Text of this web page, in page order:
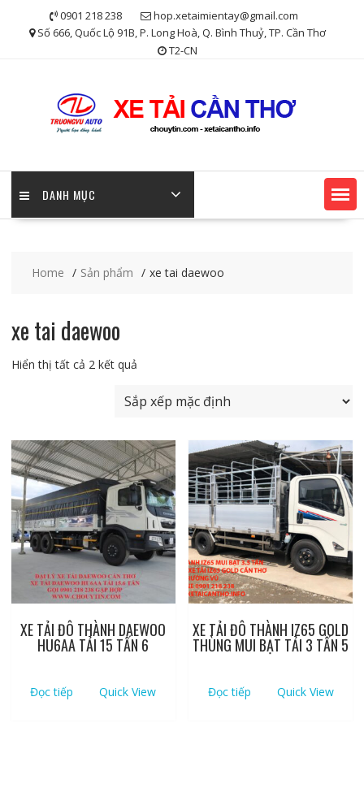
0901 218 238
hop.xetaimientay@gmail.com
Số 666, Quốc Lộ 91B, P. Long Hoà, Q. Bình Thuỷ, TP. Cần Thơ
T2-CN
DANH MỤC
Home Sản phẩm xe tai daewoo
xe tai daewoo
Hiển thị tất cả 2 kết quả
XE TẢI ĐÔ THÀNH DAEWOO
HU6AA TẢI 15 TẤN 6
Đọc tiếp Quick View
XE TẢI ĐÔ THÀNH IZ65 GOLD
THÙNG MUI BẠT TẢI 3 TẤN 5
Đọc tiếp Quick View